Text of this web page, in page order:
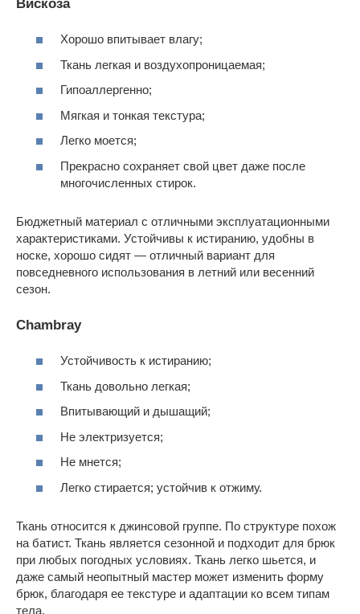
Вискоза
Хорошо впитывает влагу;
Ткань легкая и воздухопроницаемая;
Гипоаллергенно;
Мягкая и тонкая текстура;
Легко моется;
Прекрасно сохраняет свой цвет даже после
многочисленных стирок.
Бюджетный материал с отличными эксплуатационными
характеристиками. Устойчивы к истиранию, удобны в
носке, хорошо сидят — отличный вариант для
повседневного использования в летний или весенний
сезон.
Chambray
Устойчивость к истиранию;
Ткань довольно легкая;
Впитывающий и дышащий;
Не электризуется;
Не мнется;
Легко стирается; устойчив к отжиму.
Ткань относится к джинсовой группе. По структуре похож
на батист. Ткань является сезонной и подходит для брюк
при любых погодных условиях. Ткань легко шьется, и
даже самый неопытный мастер может изменить форму
брюк, благодаря ее текстуре и адаптации ко всем типам
тела.